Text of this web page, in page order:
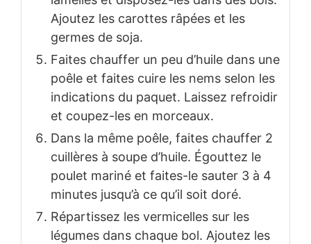
Ajoutez les carottes râpées et les
germes de soja.
Faites chauffer un peu d’huile dans une
poêle et faites cuire les nems selon les
indications du paquet. Laissez refroidir
et coupez-les en morceaux.
Dans la même poêle, faites chauffer 2
cuillères à soupe d’huile. Égouttez le
poulet mariné et faites-le sauter 3 à 4
minutes jusqu’à ce qu’il soit doré.
Répartissez les vermicelles sur les
légumes dans chaque bol. Ajoutez les